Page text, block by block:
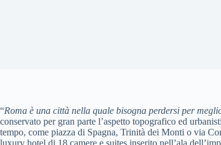
“Roma è una città nella quale bisogna perdersi per
conservato per gran parte l’aspetto topografico ed
tempo, come piazza di Spagna, Trinità dei Monti o via
luxury hotel di 18 camere e suites inserito nell’ala